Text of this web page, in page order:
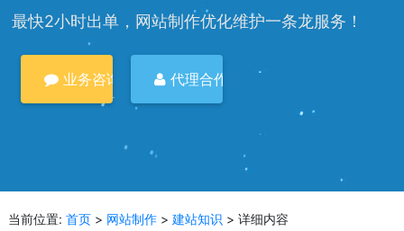
最快2小时出单，网站制作优化维护一条龙服务！
业务咨询 代理合作
当前位置: 首页> 网站制作> 建站知识 > 详细内容